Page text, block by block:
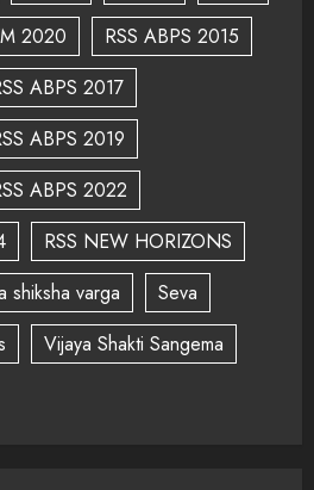
2020
RSS ABPS 2015
ABPS 2017
ABPS 2019
ABPS 2022
RSS NEW HORIZONS
shiksha varga
Seva
Vijaya Shakti Sangema